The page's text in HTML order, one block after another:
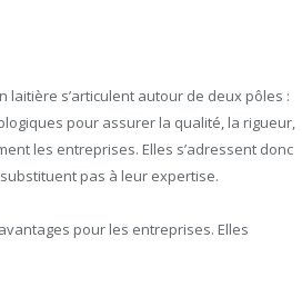
s’articulent autour de deux pôles :
pour assurer la qualité, la rigueur,
les entreprises. Elles s’adressent donc
pas à leur expertise.
pour les entreprises. Elles